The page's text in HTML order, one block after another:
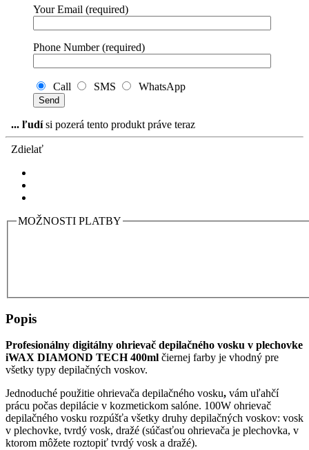
Your Email (required)
Phone Number (required)
Call SMS WhatsApp
... ľudísi pozerá tento produkt práve teraz
Zdielať
MOŽNOSTI PLATBY
Popis
Profesionálny digitálny ohrievač depilačného vosku v plechovke
iWAX DIAMOND TECH 400ml čiernej farby je vhodný pre
všetky typy depilačných voskov.
Jednoduché použitie ohrievača depilačného vosku, vám uľahčí
prácu počas depilácie v kozmetickom salóne. 100W ohrievač
depilačného vosku rozpúšťa všetky druhy depilačných voskov: vosk
v plechovke, tvrdý vosk, dražé (súčasťou ohrievača je plechovka, v
ktorom môžete roztopiť tvrdý vosk a dražé).